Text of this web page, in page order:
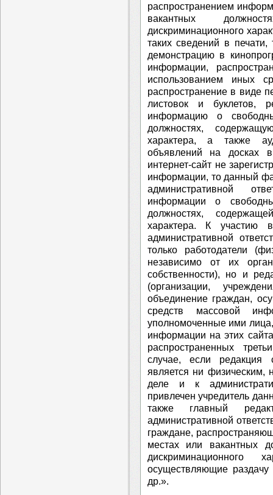
распространением
вакантных
дискриминационного
таких сведений в
демонстрацию в
информации,
использованием иных
распространение в виде
листовок и буклетов,
информацию о
должностях,
характера, а также
объявлений на досках
интернет-сайт не
информации, то данный
административной
информации о
должностях,
характера. К участию
административной
только работодатели
независимо от их
собственности), но и
(организации,
объединение граждан,
средств массовой
уполномоченные ими
информации на этих
распространенных
случае, если редакция
является ни физическим,
деле и к
привлечен учредитель
также главный
административной
граждане,
местах или вакантных
дискриминационного
осуществляющие
др.».